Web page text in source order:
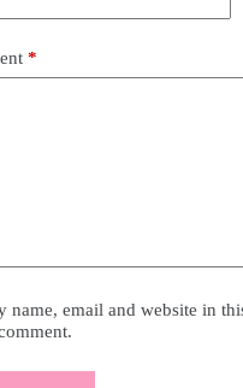
*
name, email and website in